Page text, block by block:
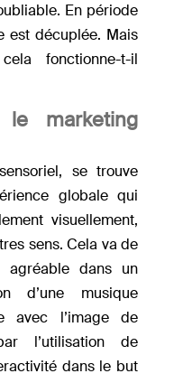
En période
est décuplée. Mais
fonctionne-t-il
marketing
se trouve
globale qui
visuellement,
sens. Cela va de
agréable dans un
d’une musique
avec l’image de
l’utilisation de
dans le but